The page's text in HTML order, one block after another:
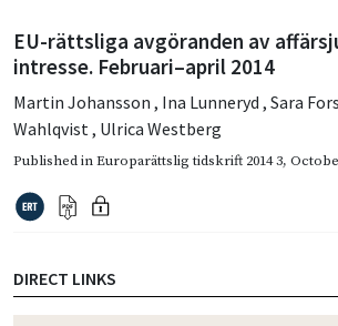
EU-rättsliga avgöranden av
intresse. Februari–april 2014
Martin Johansson , Ina Lunneryd , Sara
Wahlqvist, Ulrica Westberg
Published inEuroparättslig tidskrift 2014 3,
DIRECT LINKS